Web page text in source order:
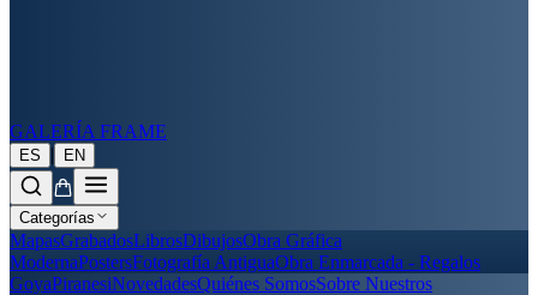
GALERÍA FRAME
ES | EN
Categorías
MapasGrabadosLibrosDibujosObra Gráfica
ModernaPostersFotografía AntiguaObra Enmarcada - Regalos
GoyaPiranesiNovedadesQuiénes SomosSobre Nuestros